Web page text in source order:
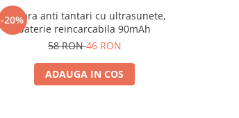
-20%
Bratara anti tantari cu ultrasunete,
baterie reincarcabila 90mAh
58 RON46 RON
ADAUGA IN COS